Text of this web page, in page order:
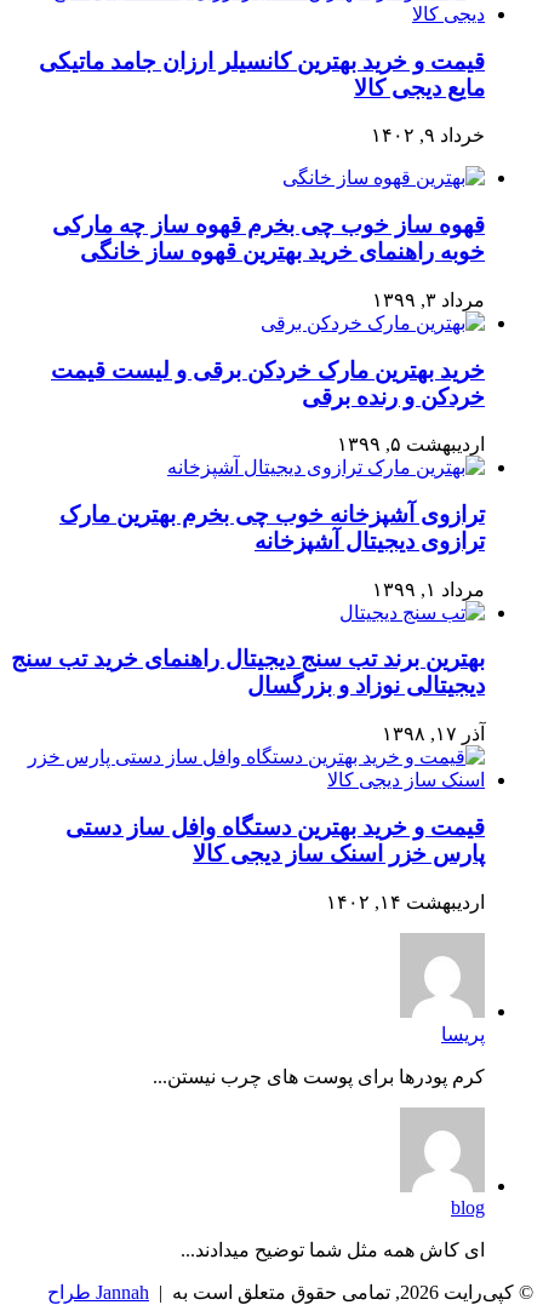
قیمت و خرید بهترین کانسیلر ارزان جامد ماتیکی
مایع دیجی کالا
خرداد ۹, ۱۴۰۲
قهوه ساز خوب چی بخرم قهوه ساز چه مارکی
خوبه راهنمای خرید بهترین قهوه ساز خانگی
مرداد ۳, ۱۳۹۹
خرید بهترین مارک خردکن برقی و لیست قیمت
خردکن و رنده برقی
اردیبهشت ۵, ۱۳۹۹
ترازوی آشپزخانه خوب چی بخرم بهترین مارک
ترازوی دیجیتال آشپزخانه
مرداد ۱, ۱۳۹۹
بهترین برند تب سنج دیجیتال راهنمای خرید تب سنج
دیجیتالی نوزاد و بزرگسال
آذر ۱۷, ۱۳۹۸
قیمت و خرید بهترین دستگاه وافل ساز دستی
پارس خزر اسنک ساز دیجی کالا
اردیبهشت ۱۴, ۱۴۰۲
پریسا
کرم پودرها برای پوست های چرب نیستن...
blog
ای کاش همه مثل شما توضیح میدادند...
© کپی‌رایت 2026, تمامی حقوق متعلق است به |
Jannah طراح